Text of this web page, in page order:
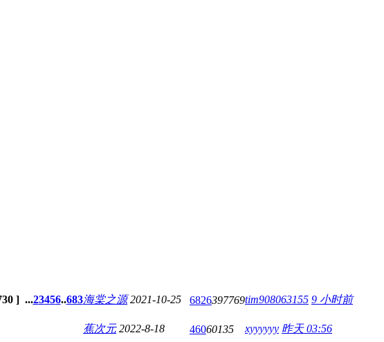
] ...23456..683海棠之源 2021-10-25 6826397769tim908063155 9 小时前
蕉次元 2022-8-18 46060135 xyyyyyy 昨天 03:56